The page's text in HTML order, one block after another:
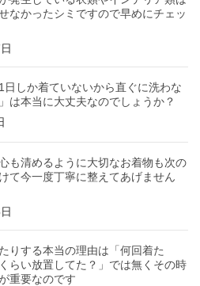
なかったシミですので早めにチェッ
日しか着ていないから直ぐに洗わな
は本当に大丈夫なのでしょうか？
も清めるように大切なお着物も次の
て今一度丁寧に整えてあげません
りする本当の理由は「何回着た
らい放置してた？」では無くその時
重要なのです